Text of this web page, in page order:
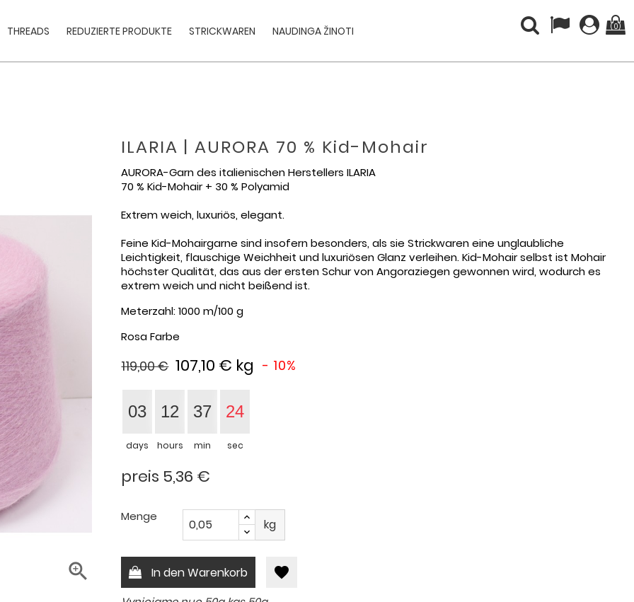
THREADS REDUZIERTE PRODUKTE STRICKWAREN NAUDINGA ŽINOTI (0)

ILARIA | AURORA 70 % Kid-Mohair
AURORA-Garn des italienischen Herstellers ILARIA
70 % Kid-Mohair + 30 % Polyamid
Extrem weich, luxuriös, elegant.
Feine Kid-Mohairgarne sind insofern besonders, als sie Strickwaren eine unglaubliche
Leichtigkeit, flauschige Weichheit und luxuriösen Glanz verleihen. Kid-Mohair selbst ist Mohair
höchster Qualität, das aus der ersten Schur von Angoraziegen gewonnen wird, wodurch es
extrem weich und nicht beißend ist.
Meterzahl: 1000 m/100 g
Rosa Farbe
107,10 € kg - 10%
119,00 €
03
days
12
hours
37
min
23
sec
preis 5,36 €
Menge
kg
In den Warenkorb favorite